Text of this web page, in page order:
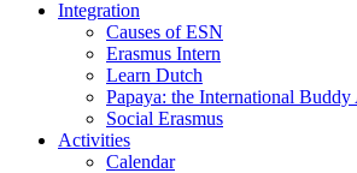
Integration
Causes of ESN
Erasmus Intern
Learn Dutch
Papaya: the International Buddy
Social Erasmus
Activities
Calendar